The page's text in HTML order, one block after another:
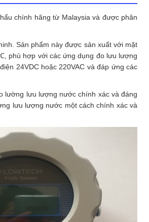
chính hãng từ Malaysia và được phân
Sản phẩm này được sản xuất với mặt
phù hợp với các ứng dụng đo lưu lượng
24VDC hoặc 220VAC và đáp ứng các
lường lưu lượng nước chính xác và đáng
lưu lượng nước một cách chính xác và